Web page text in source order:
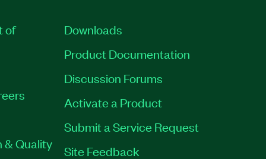
of
& Quality
Downloads
Product Documentation
Discussion Forums
Activate a Product
Submit a Service Request
Site Feedback